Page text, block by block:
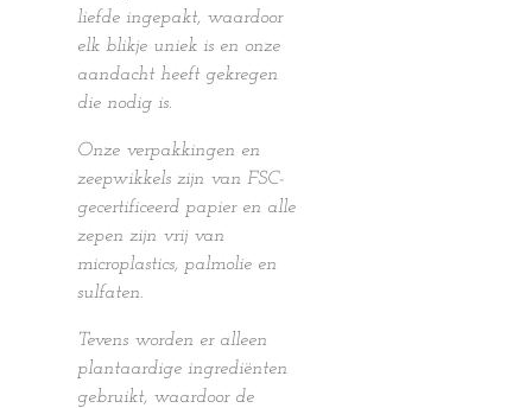
liefde ingepakt, waardoor
elk blikje uniek is en onze
aandacht heeft gekregen
die nodig is.
Onze verpakkingen en
zeepwikkels zijn van FSC-
gecertificeerd papier en alle
zepen zijn vrij van
microplastics, palmolie en
sulfaten.
Tevens worden er alleen
plantaardige ingrediënten
gebruikt, waardoor de